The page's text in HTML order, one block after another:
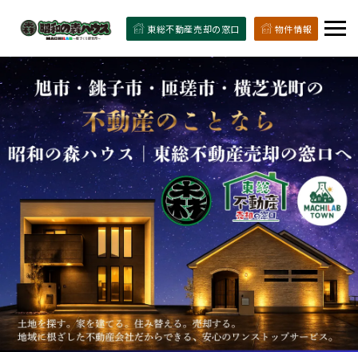
物件情報
東総不動産売却の窓口